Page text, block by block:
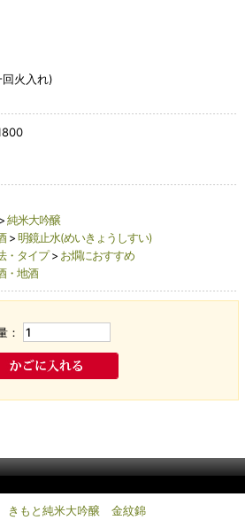
火入れ)
純米大吟醸
> 明鏡止水(めいきょうしすい)
・タイプ> お燗におすすめ
・地酒
：
きもと純米大吟醸 金紋錦